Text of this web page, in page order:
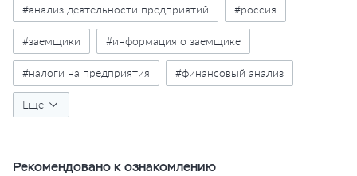
#анализ деятельности предприятий #россия
#заемщики #информация о заемщике
#налоги на предприятия #финансовый анализ
#банки
Еще
Рекомендовано к ознакомлению